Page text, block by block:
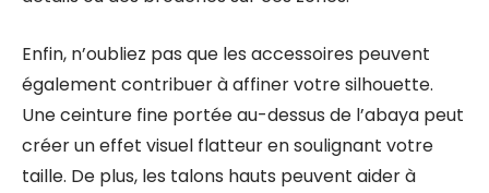
Enfin, n’oubliez pas que les accessoires peuvent
également contribuer à affiner votre silhouette.
Une ceinture fine portée au-dessus de l’abaya peut
créer un effet visuel flatteur en soulignant votre
taille. De plus, les talons hauts peuvent aider à